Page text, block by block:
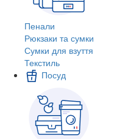
Пенали
Рюкзаки та сумки
Сумки для взуття
Текстиль
Посуд